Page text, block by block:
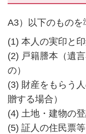
A3）以下のものを
(1) 本人の実印と
(2) 戸籍謄本（遺
の）
(3) 財産をもらう
贈する場合）
(4) 土地・建物の
(5) 証人の住民票等